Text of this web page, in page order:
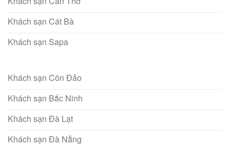
Khách sạn Cát Bà
Khách sạn Sapa
Khách sạn Côn Đảo
Khách sạn Bắc Ninh
Khách sạn Đà Lạt
Khách sạn Đà Nẵng